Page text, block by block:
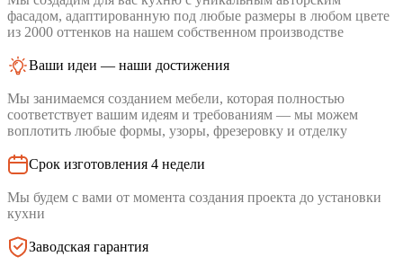
фасадом, адаптированную под любые размеры в любом цвете
из 2000 оттенков на нашем собственном производстве
Ваши идеи — наши достижения
Мы занимаемся созданием мебели, которая полностью
соответствует вашим идеям и требованиям — мы можем
воплотить любые формы, узоры, фрезеровку и отделку
Срок изготовления 4 недели
Мы будем с вами от момента создания проекта до установки
кухни
Заводская гарантия